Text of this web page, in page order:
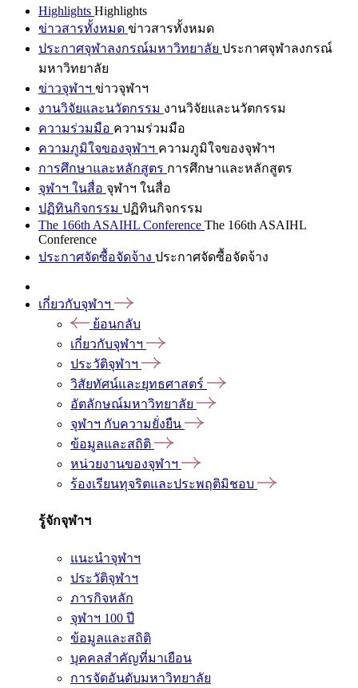
Highlights Highlights
ข่าวสารทั้งหมด ข่าวสารทั้งหมด
ประกาศจุฬาลงกรณ์มหาวิทยาลัย ประกาศจุฬาลงกรณ์
มหาวิทยาลัย
ข่าวจุฬาฯ ข่าวจุฬาฯ
งานวิจัยและนวัตกรรม งานวิจัยและนวัตกรรม
ความร่วมมือ ความร่วมมือ
ความภูมิใจของจุฬาฯ ความภูมิใจของจุฬาฯ
การศึกษาและหลักสูตร การศึกษาและหลักสูตร
จุฬาฯ ในสื่อ จุฬาฯ ในสื่อ
ปฏิทินกิจกรรม ปฏิทินกิจกรรม
The 166th ASAIHL Conference The 166th ASAIHL
Conference
ประกาศจัดซื้อจัดจ้าง ประกาศจัดซื้อจัดจ้าง
เกี่ยวกับจุฬาฯ
ย้อนกลับ
เกี่ยวกับจุฬาฯ
ประวัติจุฬาฯ
วิสัยทัศน์และยุทธศาสตร์
อัตลักษณ์มหาวิทยาลัย
จุฬาฯ กับความยั่งยืน
ข้อมูลและสถิติ
หน่วยงานของจุฬาฯ
ร้องเรียนทุจริตและประพฤติมิชอบ
รู้จักจุฬาฯ
แนะนำจุฬาฯ
ประวัติจุฬาฯ
ภารกิจหลัก
จุฬาฯ 100 ปี
ข้อมูลและสถิติ
บุคคลสำคัญที่มาเยือน
การจัดอันดับมหาวิทยาลัย